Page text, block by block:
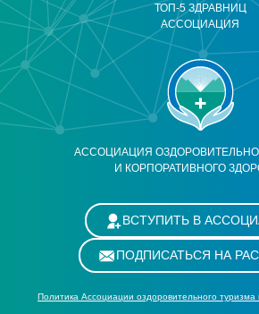
АССОЦИАЦИЯ
И КОРПОРАТИВНОГО
ТОП-5 ЗДРАВНИЦ
АССОЦИАЦИЯ
ВСТУПИТЬ В
ПОДПИСАТЬСЯ НА
Политика Ассоциации оздоровительного